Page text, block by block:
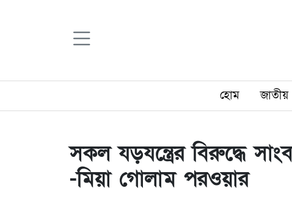
হোম জাতীয়
সকল যড়যন্ত্রের বিরুদ্ধে
-মিয়া গোলাম পরওয়ার